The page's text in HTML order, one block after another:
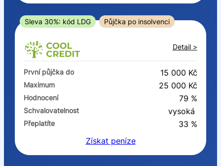
V hotovosti
ano
Sleva 30%: kód LDG Půjčka po insolvenci
Detail >
První půjčka do 15 000 Kč
Maximum 25 000 Kč
Hodnocení 79 %
Schvalovatelnost vysoká
Přeplatíte
33 %
Získat peníze